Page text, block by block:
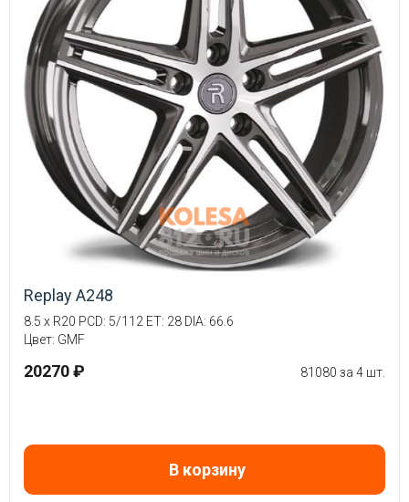
Replay A248
8.5 x R20 PCD: 5/112 ET: 28 DIA: 66.6
Цвет: GMF
20270 ₽ 81080 за 4 шт.
В корзину